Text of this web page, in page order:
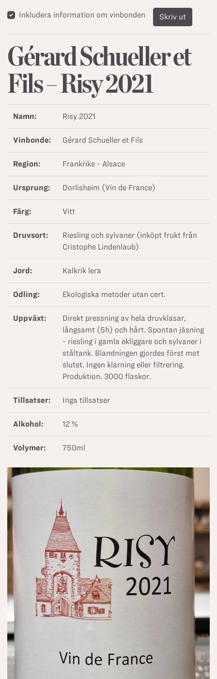
Inkludera information om vinbonden Skriv ut
Gérard Schueller et
Fils – Risy 2021
Namn: Risy 2021
Vinbonde: Gérard Schueller et Fils
Region: Frankrike - Alsace
Ursprung: Dorlisheim (Vin de France)
Färg: Vitt
Druvsort:
Riesling och sylvaner (inköpt frukt från
Cristophe Lindenlaub)
Jord: Kalkrik lera
Odling: Ekologiska metoder utan cert.
Uppväxt:
Direkt pressning av hela druvklasar,
långsamt (5h) och hårt. Spontan jäsning
- riesling i gamla ekliggare och sylvaner i
ståltank. Blandningen gjordes först mot
slutet. Ingen klarning eller filtrering.
Produktion. 3000 flaskor.
Tillsatser: Inga tillsatser
Alkohol: 12 %
Volymer: 750ml